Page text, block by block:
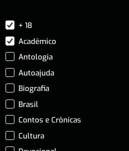
+ 18
Acadêmico
Antologia
Autoajuda
Biografia
Brasil
Contos e Crônicas
Cultura